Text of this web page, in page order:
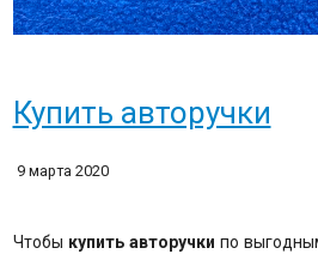
Купить авторучки
9 марта 2020
Чтобы купить авторучки по